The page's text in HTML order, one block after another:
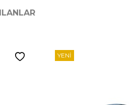
YENI